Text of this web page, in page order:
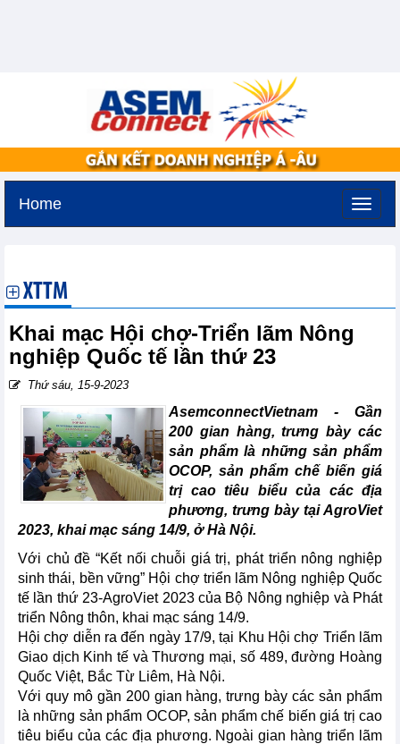
Home
XTTM
Khai mạc Hội chợ-Triển lãm Nông
nghiệp Quốc tế lần thứ 23
Thứ sáu, 15-9-2023
AsemconnectVietnam - Gần
200 gian hàng, trưng bày các
sản phẩm là những sản phẩm
OCOP, sản phẩm chế biến giá
trị cao tiêu biểu của các địa
phương, trưng bày tại AgroViet
2023, khai mạc sáng 14/9, ở Hà Nội.
Với chủ đề “Kết nối chuỗi giá trị, phát triển nông nghiệp
sinh thái, bền vững” Hội chợ triển lãm Nông nghiệp Quốc
tế lần thứ 23-AgroViet 2023 của Bộ Nông nghiệp và Phát
triển Nông thôn, khai mạc sáng 14/9.
Hội chợ diễn ra đến ngày 17/9, tại Khu Hội chợ Triển lãm
Giao dịch Kinh tế và Thương mại, số 489, đường Hoàng
Quốc Việt, Bắc Từ Liêm, Hà Nội.
Với quy mô gần 200 gian hàng, trưng bày các sản phẩm
là những sản phẩm OCOP, sản phẩm chế biến giá trị cao
tiêu biểu của các địa phương. Ngoài gian hàng triển lãm